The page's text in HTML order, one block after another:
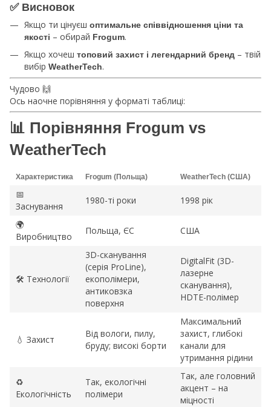
✅ Висновок
Якщо ти цінуєш оптимальне співвідношення ціни та
якості – обирай Frogum.
Якщо хочеш топовий захист і легендарний бренд – твій
вибір WeatherTech.
Чудово 🙌
Ось наочне порівняння у форматі таблиці:
📊 Порівняння Frogum vs
WeatherTech
Характеристика Frogum (Польща) WeatherTech (США)
📅
Заснування
1980-ті роки 1998 рік
🌍
Виробництво
Польща, ЄС США
🛠️ Технології
3D-сканування
(серія ProLine),
екополімери,
антиковзка
поверхня
DigitalFit (3D-
лазерне
сканування),
HDTE-полімер
💧 Захист
Від вологи, пилу,
бруду; високі борти
Максимальний
захист, глибокі
канали для
утримання рідини
♻️
Екологічність
Так, екологічні
полімери
Так, але головний
акцент – на
міцності